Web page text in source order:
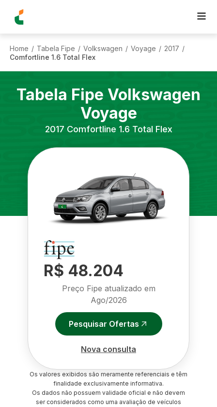
Home / Tabela Fipe / Volkswagen / Voyage / 2017 /
Comfortline 1.6 Total Flex
Tabela Fipe Volkswagen
Voyage
2017 Comfortline 1.6 Total Flex
R$ 48.204
Preço Fipe atualizado em
Ago/2026
Pesquisar Ofertas
Nova consulta
Os valores exibidos são meramente referenciais e têm
finalidade exclusivamente informativa.
Os dados não possuem validade oficial e não devem
ser considerados como uma avaliação de veículos